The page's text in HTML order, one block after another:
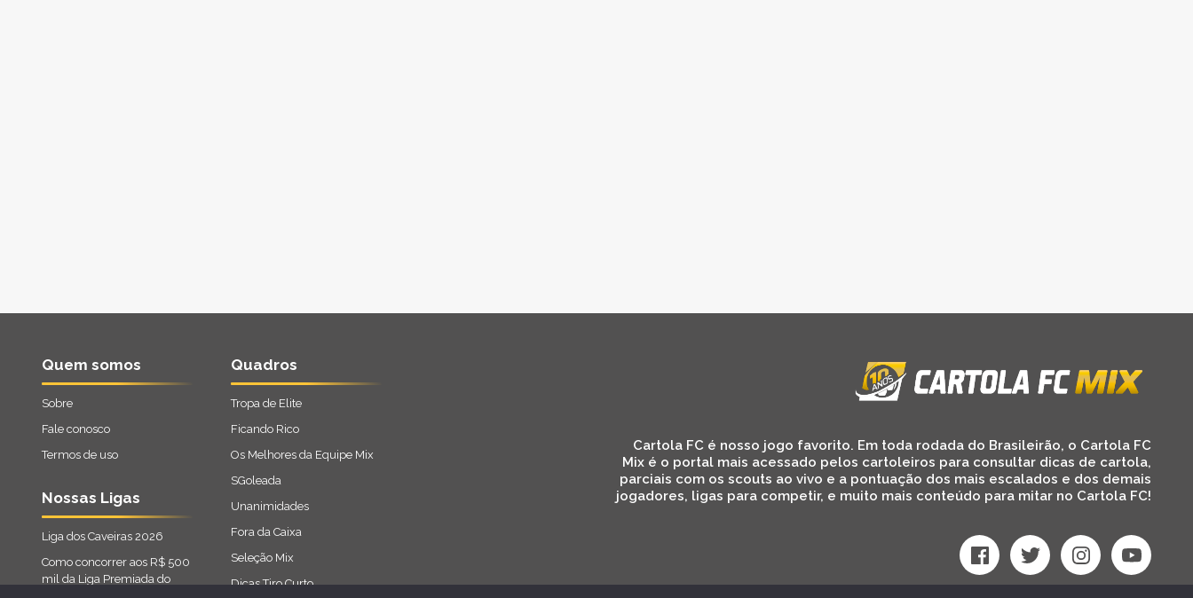
Quem somos
Sobre
Fale conosco
Termos de uso
Nossas Ligas
Liga dos Caveiras 2026
Como concorrer aos R$ 500
mil da Liga Premiada do
Quadros
Tropa de Elite
Ficando Rico
Os Melhores da Equipe Mix
SGoleada
Unanimidades
Fora da Caixa
Seleção Mix
Dicas Tiro Curto
Cartola FC é nosso jogo favorito. Em toda rodada do Brasileirão, o Cartola FC
Mix é o portal mais acessado pelos cartoleiros para consultar dicas de cartola,
parciais com os scouts ao vivo e a pontuação dos mais escalados e dos demais
jogadores, ligas para competir, e muito mais conteúdo para mitar no Cartola FC!